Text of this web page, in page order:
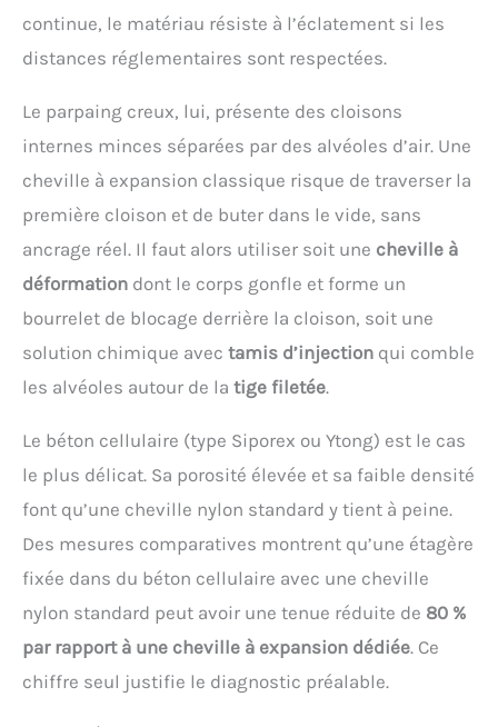
continue, le matériau résiste à l’éclatement si les
distances réglementaires sont respectées.
Le parpaing creux, lui, présente des cloisons
internes minces séparées par des alvéoles d’air. Une
cheville à expansion classique risque de traverser la
première cloison et de buter dans le vide, sans
ancrage réel. Il faut alors utiliser soit une cheville à
déformation dont le corps gonfle et forme un
bourrelet de blocage derrière la cloison, soit une
solution chimique avec tamis d’injection qui comble
les alvéoles autour de la tige filetée.
Le béton cellulaire (type Siporex ou Ytong) est le cas
le plus délicat. Sa porosité élevée et sa faible densité
font qu’une cheville nylon standard y tient à peine.
Des mesures comparatives montrent qu’une étagère
fixée dans du béton cellulaire avec une cheville
nylon standard peut avoir une tenue réduite de 80 %
par rapport à une cheville à expansion dédiée. Ce
chiffre seul justifie le diagnostic préalable.